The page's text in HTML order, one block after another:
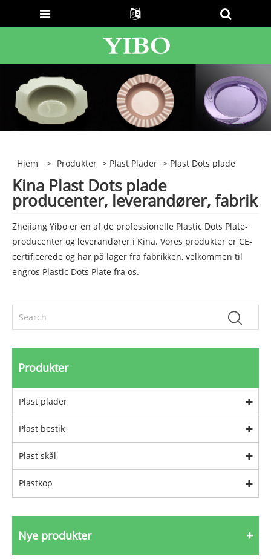
Hjem > Produkter > Plast Plader > Plast Dots plade
Kina Plast Dots plade
producenter, leverandører, fabrik
Zhejiang Yibo er en af ​​de professionelle Plastic Dots Plate-
producenter og leverandører i Kina. Vores produkter er CE-
certificerede og har på lager fra fabrikken, velkommen til
engros Plastic Dots Plate fra os.
Produkter
Plast plader
Plast bestik
Plast skål
Plastkop
Nye produkter